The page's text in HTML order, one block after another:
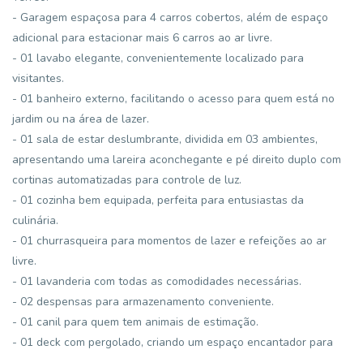
- Garagem espaçosa para 4 carros cobertos, além de espaço
adicional para estacionar mais 6 carros ao ar livre.
- 01 lavabo elegante, convenientemente localizado para
visitantes.
- 01 banheiro externo, facilitando o acesso para quem está no
jardim ou na área de lazer.
- 01 sala de estar deslumbrante, dividida em 03 ambientes,
apresentando uma lareira aconchegante e pé direito duplo com
cortinas automatizadas para controle de luz.
- 01 cozinha bem equipada, perfeita para entusiastas da
culinária.
- 01 churrasqueira para momentos de lazer e refeições ao ar
livre.
- 01 lavanderia com todas as comodidades necessárias.
- 02 despensas para armazenamento conveniente.
- 01 canil para quem tem animais de estimação.
- 01 deck com pergolado, criando um espaço encantador para